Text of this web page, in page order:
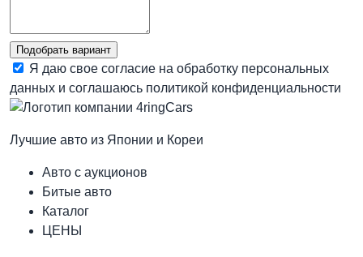
Подобрать вариант
Я даю свое согласие на обработку персональных
данных и соглашаюсь политикой конфиденциальности
Лучшие авто из Японии и Кореи
Авто с аукционов
Битые авто
Каталог
ЦЕНЫ